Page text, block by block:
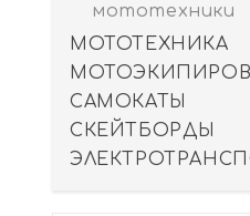
мототехники
МОТОТЕХНИКА
САМОКАТЫ
СКЕЙТБОРДЫ